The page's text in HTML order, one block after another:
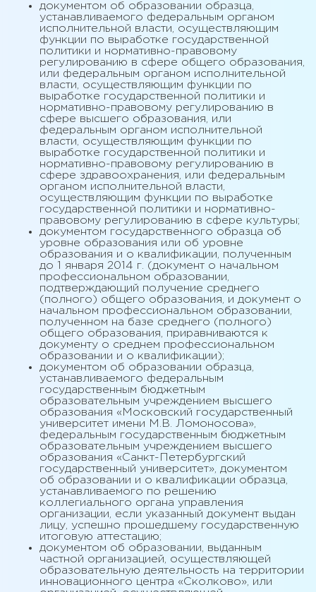
документом об образовании образца,
устанавливаемого федеральным органом
исполнительной власти, осуществляющим
функции по выработке государственной
политики и нормативно-правовому
регулированию в сфере общего образования,
или федеральным органом исполнительной
власти, осуществляющим функции по
выработке государственной политики и
нормативно-правовому регулированию в
сфере высшего образования, или
федеральным органом исполнительной
власти, осуществляющим функции по
выработке государственной политики и
нормативно-правовому регулированию в
сфере здравоохранения, или федеральным
органом исполнительной власти,
осуществляющим функции по выработке
государственной политики и нормативно-
правовому регулированию в сфере культуры;
документом государственного образца об
уровне образования или об уровне
образования и о квалификации, полученным
до 1 января 2014 г. (документ о начальном
профессиональном образовании,
подтверждающий получение среднего
(полного) общего образования, и документ о
начальном профессиональном образовании,
полученном на базе среднего (полного)
общего образования, приравниваются к
документу о среднем профессиональном
образовании и о квалификации);
документом об образовании образца,
устанавливаемого федеральным
государственным бюджетным
образовательным учреждением высшего
образования «Московский государственный
университет имени М.В. Ломоносова»,
федеральным государственным бюджетным
образовательным учреждением высшего
образования «Санкт-Петербургский
государственный университет», документом
об образовании и о квалификации образца,
устанавливаемого по решению
коллегиального органа управления
организации, если указанный документ выдан
лицу, успешно прошедшему государственную
итоговую аттестацию;
документом об образовании, выданным
частной организацией, осуществляющей
образовательную деятельность на территории
инновационного центра «Сколково», или